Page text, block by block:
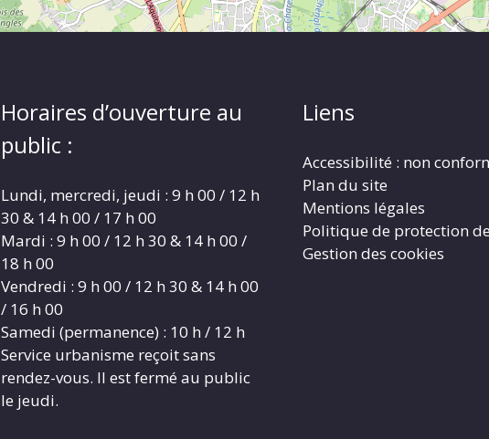
Horaires d’ouverture au
public :
Lundi, mercredi, jeudi : 9 h 00 / 12 h
30 & 14 h 00 / 17 h 00
Mardi : 9 h 00 / 12 h 30 & 14 h 00 /
18 h 00
Vendredi : 9 h 00 / 12 h 30 & 14 h 00
/ 16 h 00
Samedi (permanence) : 10 h / 12 h
Service urbanisme reçoit sans
rendez-vous. Il est fermé au public
le jeudi.
Liens
Accessibilité : non
Plan du site
Mentions légales
Politique de protection
Gestion des cookies